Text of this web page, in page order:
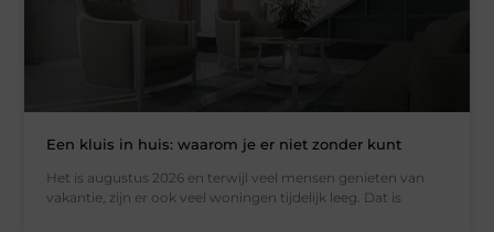
Een kluis in huis: waarom je er niet zonder kunt
Het is augustus 2026 en terwijl veel mensen genieten van
vakantie, zijn er ook veel woningen tijdelijk leeg. Dat is